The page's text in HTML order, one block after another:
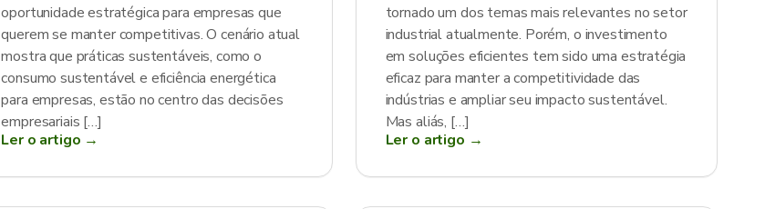
oportunidade estratégica para empresas que
querem se manter competitivas. O cenário atual
mostra que práticas sustentáveis, como o
consumo sustentável e eficiência energética
para empresas, estão no centro das decisões
empresariais […]
Ler o artigo →
tornado um dos temas mais relevantes no setor
industrial atualmente. Porém, o investimento
em soluções eficientes tem sido uma estratégia
eficaz para manter a competitividade das
indústrias e ampliar seu impacto sustentável.
Mas aliás, […]
Ler o artigo →